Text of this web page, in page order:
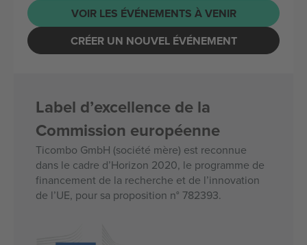
VOIR LES ÉVÉNEMENTS À VENIR
CRÉER UN NOUVEL ÉVÉNEMENT
Label d’excellence de la
Commission européenne
Ticombo GmbH (société mère) est reconnue
dans le cadre d’Horizon 2020, le programme de
financement de la recherche et de l’innovation
de l’UE, pour sa proposition n° 782393.